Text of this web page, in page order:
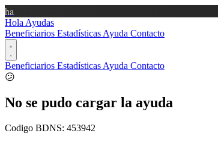
ha
Hola Ayudas
Beneficiarios Estadísticas Ayuda Contacto
Beneficiarios Estadísticas Ayuda Contacto
😕
No se pudo cargar la ayuda
Codigo BDNS: 453942